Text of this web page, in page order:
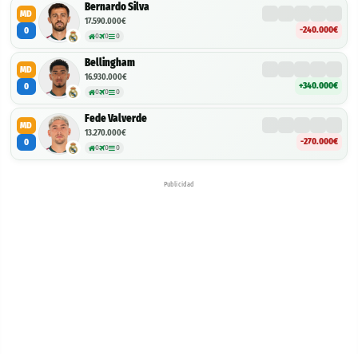
MD
0
Bernardo Silva
17.590.000€
0 0 0
-240.000€
MD
0
Bellingham
16.930.000€
0 0 0
+340.000€
MD
0
Fede Valverde
13.270.000€
0 0 0
-270.000€
Publicidad